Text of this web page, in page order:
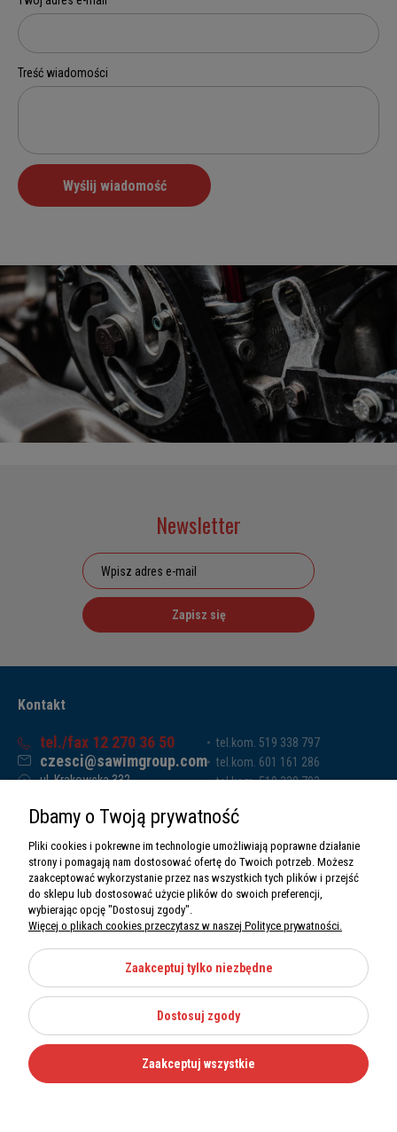
Newsletter
Zapisz się
Kontakt
tel./fax 12 270 36 50
czesci@sawimgroup.com
ul. Krakowska 332,
Sawim Group Mariusz Zdyb sp. k.
NIP: 5130284470
REGON: 5246591010
tel.kom. 519 338 797
tel.kom. 601 161 286
tel.kom. 519 338 793
O nas
Informacje
Moje konto
Kategorie
Dbamy o Twoją prywatność
Pliki cookies i pokrewne im technologie umożliwiają poprawne działanie
strony i pomagają nam dostosować ofertę do Twoich potrzeb. Możesz
zaakceptować wykorzystanie przez nas wszystkich tych plików i przejść
do sklepu lub dostosować użycie plików do swoich preferencji,
wybierając opcję "Dostosuj zgody".
Więcej o plikach cookies przeczytasz w naszej Polityce prywatności.
Zaakceptuj tylko niezbędne
Dostosuj zgody
Zaakceptuj wszystkie